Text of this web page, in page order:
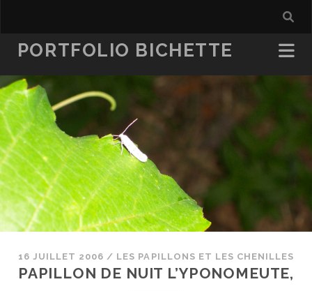
PORTFOLIO BICHETTE
16 JUILLET 2006 / LES PAPILLONS ET LES CHENILLES
PAPILLON DE NUIT L’YPONOMEUTE,